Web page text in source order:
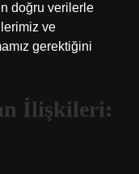
doğru verilerle
ve
gerektiğini
İlişkileri: